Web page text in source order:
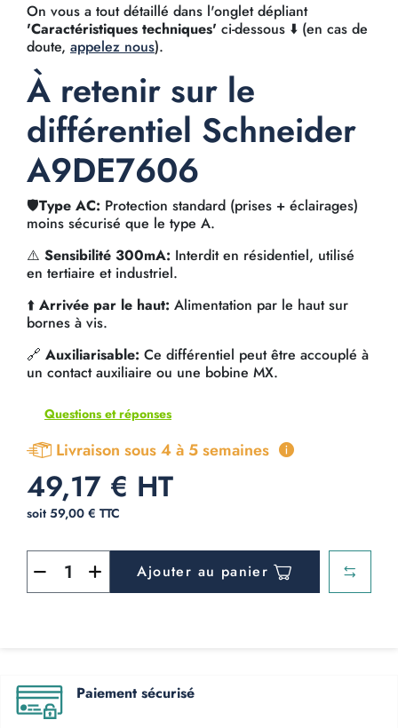
On vous a tout détaillé dans l'onglet dépliant
'Caractéristiques techniques' ci-dessous ⬇️ (en cas de
doute, appelez nous).
À retenir sur le
différentiel Schneider
A9DE7606
🛡️Type AC: Protection standard (prises + éclairages)
moins sécurisé que le type A.
⚠️ Sensibilité 300mA: Interdit en résidentiel, utilisé
en tertiaire et industriel.
⬆️ Arrivée par le haut: Alimentation par le haut sur
bornes à vis.
🔗 Auxiliarisable: Ce différentiel peut être accouplé à
un contact auxiliaire ou une bobine MX.
Questions et réponses
Livraison sous 4 à 5 semaines
49,17 € HT
soit 59,00 € TTC
Ajouter au panier
Paiement sécurisé